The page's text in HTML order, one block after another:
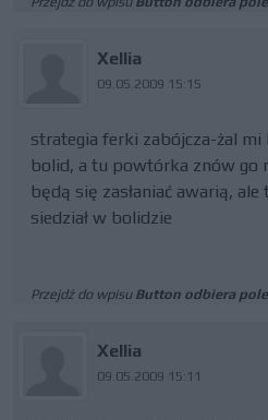
Xellia
09.05.2009 15:15
strategia ferki zabójcza-żal
bolid, a tu powtórka znów go
będą się zasłaniać awarią,
siedział w bolidzie
Przejdź do wpisu Button odbiera
Xellia
09.05.2009 15:11